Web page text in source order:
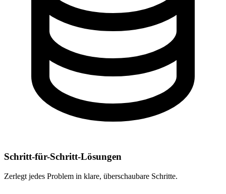
Schritt-für-Schritt-Lösungen
Zerlegt jedes Problem in klare, überschaubare Schritte.